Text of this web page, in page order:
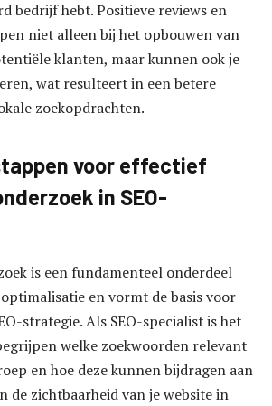
bedrijf hebt. Positieve reviews en
niet alleen bij het opbouwen van
klanten, maar kunnen ook je
wat resulteert in een betere
zoekopdrachten.
voor effectief
in SEO-
is een fundamenteel onderdeel
en vormt de basis voor
strategie. Als SEO-specialist is het
welke zoekwoorden relevant
en hoe deze kunnen bijdragen aan
de zichtbaarheid van je website in